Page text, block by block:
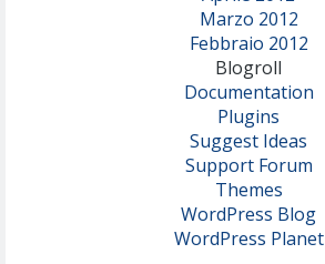
Marzo 2012
Febbraio 2012
Blogroll
Documentation
Plugins
Suggest Ideas
Support Forum
Themes
WordPress Blog
WordPress Planet